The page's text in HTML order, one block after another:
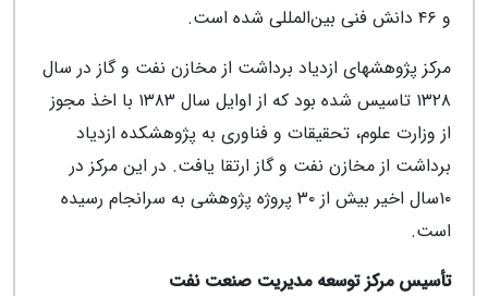
و ۴۶ دانش فنی بین‌المللی شده است.
مرکز پژوهش‎های ازدیاد برداشت از مخازن نفت و گاز در سال
۱۳۲۸ تاسیس شده بود که از اوایل سال ۱۳۸۳ با اخذ مجوز
از وزارت علوم، تحقیقات و فناوری به پژوهشکده ازدیاد
برداشت از مخازن نفت و گاز ارتقا یافت. در این مرکز در
۱۰سال اخیر بیش از ۳۰ پروژه‌ پژوهشی به سرانجام رسیده
است.
تأسیس مرکز توسعه مدیریت صنعت نفت